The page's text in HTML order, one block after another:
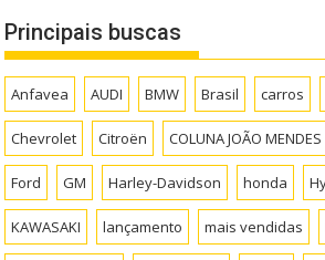
Principais buscas
Anfavea AUDI BMW Brasil carros
Chevrolet Citroën COLUNA JOÃO MENDES
Ford GM Harley-Davidson honda
KAWASAKI lançamento mais vendidas